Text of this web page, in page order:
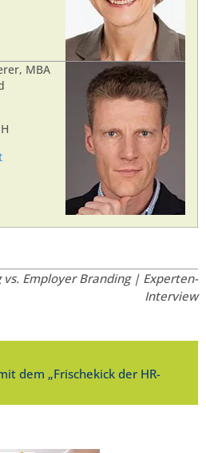
MBA
Employer Branding | Experten-
Interview
dem „Frischekick der HR-